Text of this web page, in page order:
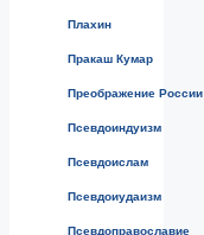
Плахин
Пракаш Кумар
Преображение России
Псевдоиндуизм
Псевдоислам
Псевдоиудаизм
Псевдоправославие